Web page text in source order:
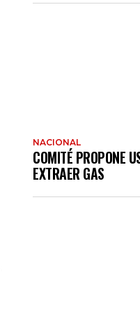
NACIONAL
COMITÉ PROPONE
EXTRAER GAS